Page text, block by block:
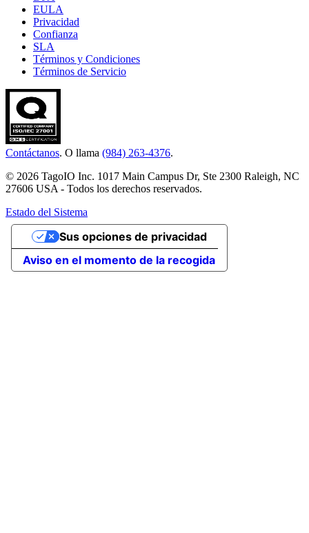
EULA
Privacidad
Confianza
SLA
Términos y Condiciones
Términos de Servicio
Contáctanos. O llama (984) 263-4376.
© 2026 TagoIO Inc. 1017 Main Campus Dr, Ste 2300 Raleigh, NC
27606 USA - Todos los derechos reservados.
Estado del Sistema
Aviso en el momento de la recogida
Sus opciones de privacidad